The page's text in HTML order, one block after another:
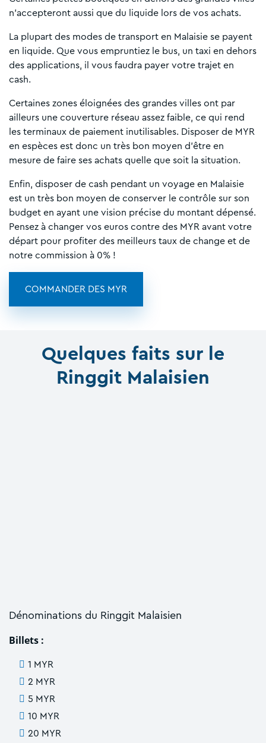
n'accepteront aussi que du liquide lors de vos achats.
La plupart des modes de transport en Malaisie se payent
en liquide. Que vous empruntiez le bus, un taxi en dehors
des applications, il vous faudra payer votre trajet en
cash.
Certaines zones éloignées des grandes villes ont par
ailleurs une couverture réseau assez faible, ce qui rend
les terminaux de paiement inutilisables. Disposer de MYR
en espèces est donc un très bon moyen d'être en
mesure de faire ses achats quelle que soit la situation.
Enfin, disposer de cash pendant un voyage en Malaisie
est un très bon moyen de conserver le contrôle sur son
budget en ayant une vision précise du montant dépensé.
Pensez à changer vos euros contre des MYR avant votre
départ pour profiter des meilleurs taux de change et de
notre commission à 0% !
COMMANDER DES MYR
Quelques faits sur le
Ringgit Malaisien
Dénominations du Ringgit Malaisien
Billets :
1 MYR
2 MYR
5 MYR
10 MYR
20 MYR